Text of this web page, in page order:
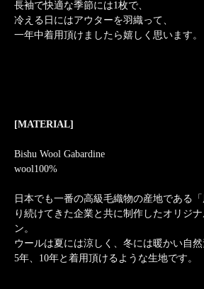
長袖で快適な季節には1枚で、
冷える日にはアウターを羽織って、
一年中着用頂けましたら嬉しく思います。
[MATERIAL]
Bishu Wool Gabardine
wool100%
日本でも一番の高級毛織物の産地である
り続けてきた企業と共に制作したオリジ
ン。
ウールは夏には涼しく、冬には暖かい自然
5年、10年と着用頂けるような生地です。